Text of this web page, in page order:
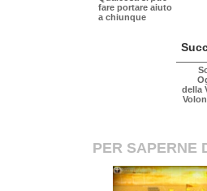
fare portare aiuto
a chiunque
della
PER SAPERNE